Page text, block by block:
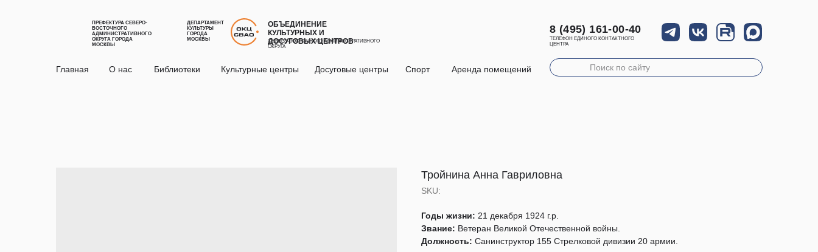
ПРЕФЕКТУРА СЕВЕРО-
ВОСТОЧНОГО
АДМИНИСТРАТИВНОГО
ОКРУГА ГОРОДА
МОСКВЫ
ДЕПАРТАМЕНТ
КУЛЬТУРЫ
ГОРОДА
МОСКВЫ
ОБЪЕДИНЕНИЕ
КУЛЬТУРНЫХ И
ДОСУГОВЫХ ЦЕНТРОВ
СЕВЕРО-ВОСТОЧНОГО АДМИНИСТРАТИВНОГО
ОКРУГА
8 (495) 161-00-40
ТЕЛЕФОН ЕДИНОГО КОНТАКТНОГО
ЦЕНТРА
Главная О нас Библиотеки Спорт Аренда помещений
Культурные центры Досуговые центры
Тройнина Анна Гавриловна
SKU:
Годы жизни: 21 декабря 1924 г.р.
Звание: Ветеран Великой Отечественной войны.
Должность: Санинструктор 155 Стрелковой дивизии 20 армии.